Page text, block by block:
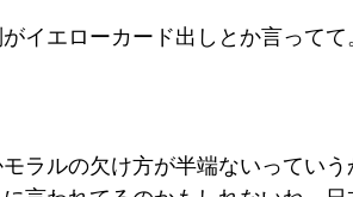
イエローカード出しとか言ってて
ラルの欠け方が半端ないっていう